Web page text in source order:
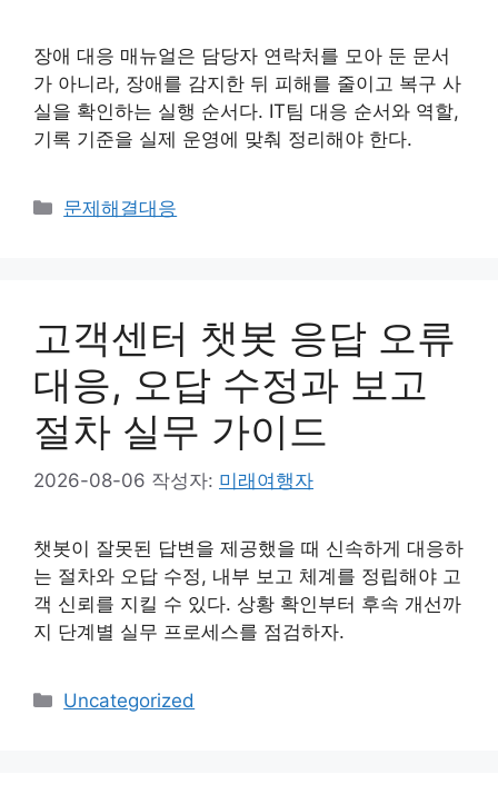
장애 대응 매뉴얼은 담당자 연락처를 모아 둔 문서
가 아니라, 장애를 감지한 뒤 피해를 줄이고 복구 사
실을 확인하는 실행 순서다. IT팀 대응 순서와 역할,
기록 기준을 실제 운영에 맞춰 정리해야 한다.
카
문제해결대응
고객센터 챗봇 응답 오류
대응, 오답 수정과 보고
절차 실무 가이드
2026-08-06 작성자: 미래여행자
챗봇이 잘못된 답변을 제공했을 때 신속하게 대응하
는 절차와 오답 수정, 내부 보고 체계를 정립해야 고
객 신뢰를 지킬 수 있다. 상황 확인부터 후속 개선까
지 단계별 실무 프로세스를 점검하자.
카
Uncategorized